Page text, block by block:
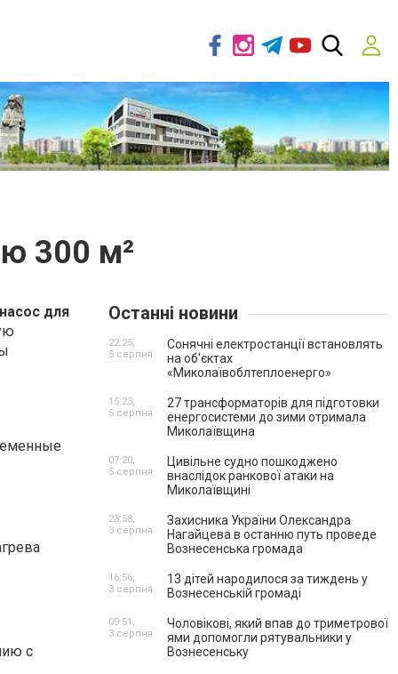
300 м²
для
с
Останні новини
Сонячні електростанції встановлять
на об'єктах
«Миколаївоблтеплоенерго»
22:25,
5 серпня
27 трансформаторів для підготовки
енергосистеми до зими отримала
Миколаївщина
15:23,
5 серпня
Цивільне судно пошкоджено
внаслідок ранкової атаки на
Миколаївщині
07:20,
5 серпня
Захисника України Олександра
Нагайцева в останню путь проведе
Вознесенська громада
23:58,
3 серпня
13 дітей народилося за тиждень у
Вознесенській громаді
16:56,
3 серпня
Чоловікові, який впав до триметрової
ями допомогли рятувальники у
Вознесенську
09:51,
3 серпня